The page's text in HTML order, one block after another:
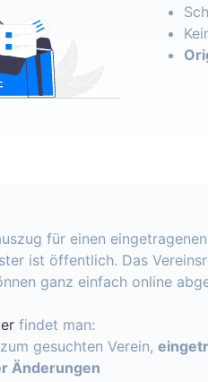
für einen
ist öffentlich. Das
ganz einfach online
findet man:
gesuchten Verein,
Änderungen